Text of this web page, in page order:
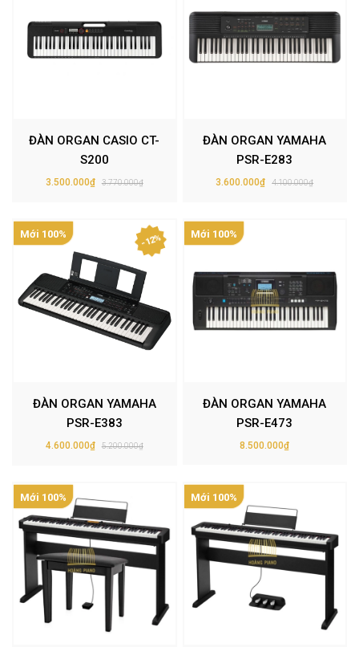
ĐÀN ORGAN CASIO CT-
S200
3.500.000₫ 3.770.000₫
ĐÀN ORGAN YAMAHA
PSR-E283
3.600.000₫ 4.100.000₫
- 12%
Mới 100%
ĐÀN ORGAN YAMAHA
PSR-E383
4.600.000₫ 5.200.000₫
Mới 100%
ĐÀN ORGAN YAMAHA
PSR-E473
8.500.000₫
Mới 100% Mới 100%